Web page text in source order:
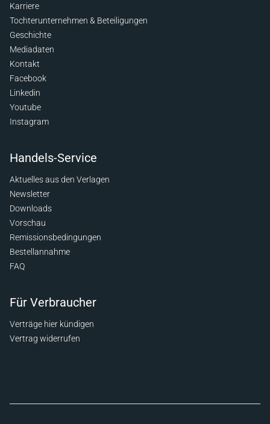
Karriere
Tochterunternehmen & Beteiligungen
Geschichte
Mediadaten
Kontakt
Facebook
Linkedin
Youtube
Instagram
Handels-Service
Aktuelles aus den Verlagen
Newsletter
Downloads
Vorschau
Remissionsbedingungen
Bestellannahme
FAQ
Für Verbraucher
Verträge hier kündigen
Vertrag widerrufen